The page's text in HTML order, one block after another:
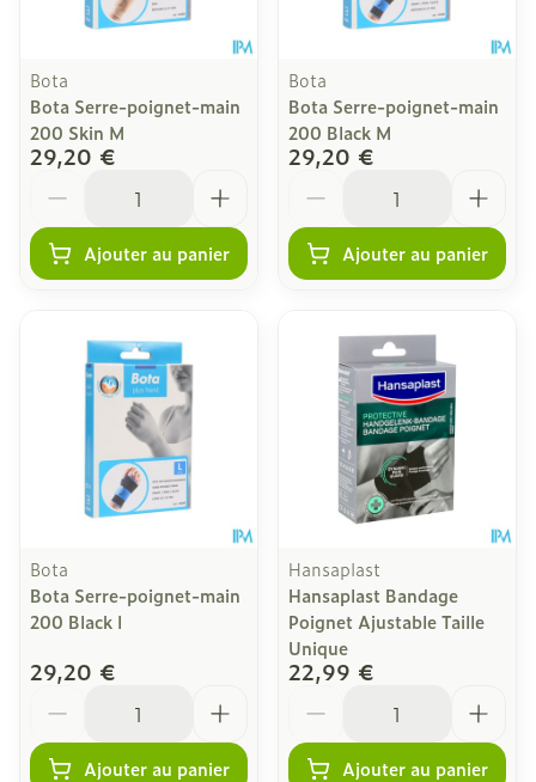
Bota
Bota Serre-poignet-main
200 Skin M
29,20 €
Ajouter au panier
Bota
Bota Serre-poignet-main
200 Black M
29,20 €
Ajouter au panier
Bota
Bota Serre-poignet-main
200 Black l
29,20 €
Ajouter au panier
Hansaplast
Hansaplast Bandage
Poignet Ajustable Taille
Unique
22,99 €
Ajouter au panier